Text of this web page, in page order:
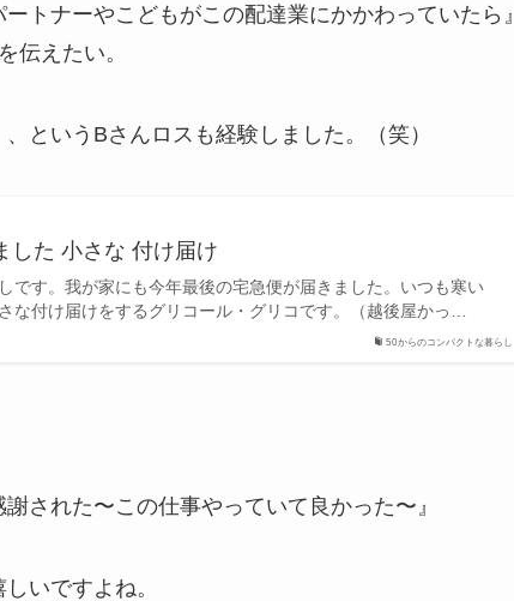
トナーやこどもがこの配達業にかかわっていたら』
伝えたい。
というBさんロスも経験しました。（笑）
50からのコンパクトな暮らし
した 小さな 付け届け
です。我が家にも今年最後の宅急便が届きました。いつも寒い
な付け届けをするグリコール・グリコです。（越後屋かっ…
された〜この仕事やっていて良かった〜』
いですよね。